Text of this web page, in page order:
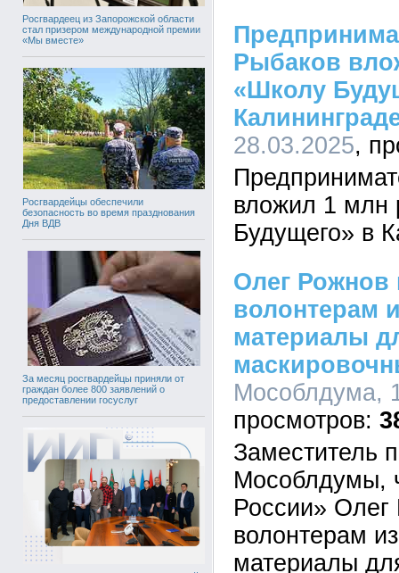
Росгвардеец из Запорожской области
стал призером международной премии
«Мы вместе»
Росгвардейцы обеспечили
безопасность во время празднования
Дня ВДВ
За месяц росгвардейцы приняли от
граждан более 800 заявлений о
предоставлении госуслуг
Рыбаков
«Школу
28.03.2025
вложил 1 млн
Будущего» в
Олег Рожнов
волонтерам
материалы
Мособлдума,
Заместитель
Мособлдумы,
России»
волонтерам
материалы